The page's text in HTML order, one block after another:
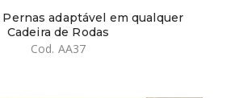
adaptável em qualquer
Cadeira de Rodas
Cod. AA37